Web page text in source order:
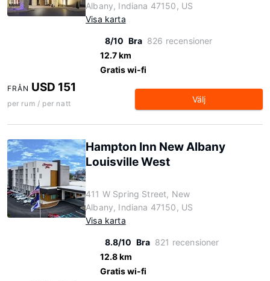
Albany, Indiana 47150, US
Visa karta
8/10 Bra 826 recensioner
12.7 km
Gratis wi-fi
FRÅN USD 151
per rum / per natt Välj
Hampton Inn New Albany
Louisville West
411 W Spring Street, New
Albany, Indiana 47150, US
Visa karta
8.8/10 Bra 821 recensioner
12.8 km
Gratis wi-fi